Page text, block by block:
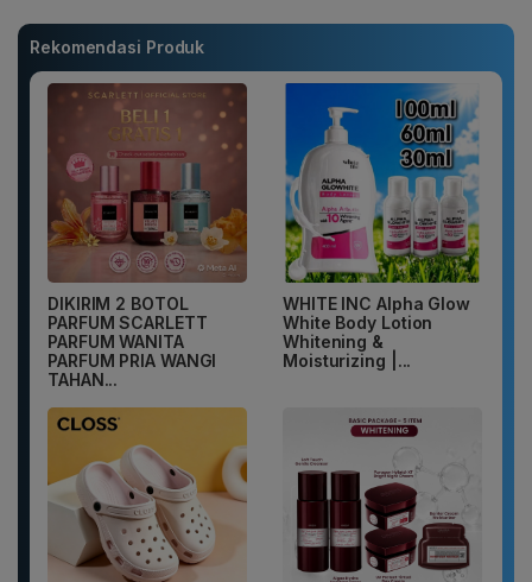
Rekomendasi Produk
DIKIRIM 2 BOTOL
PARFUM SCARLETT
PARFUM WANITA
PARFUM PRIA WANGI
TAHAN...
WHITE INC Alpha Glow
White Body Lotion
Whitening &
Moisturizing |...